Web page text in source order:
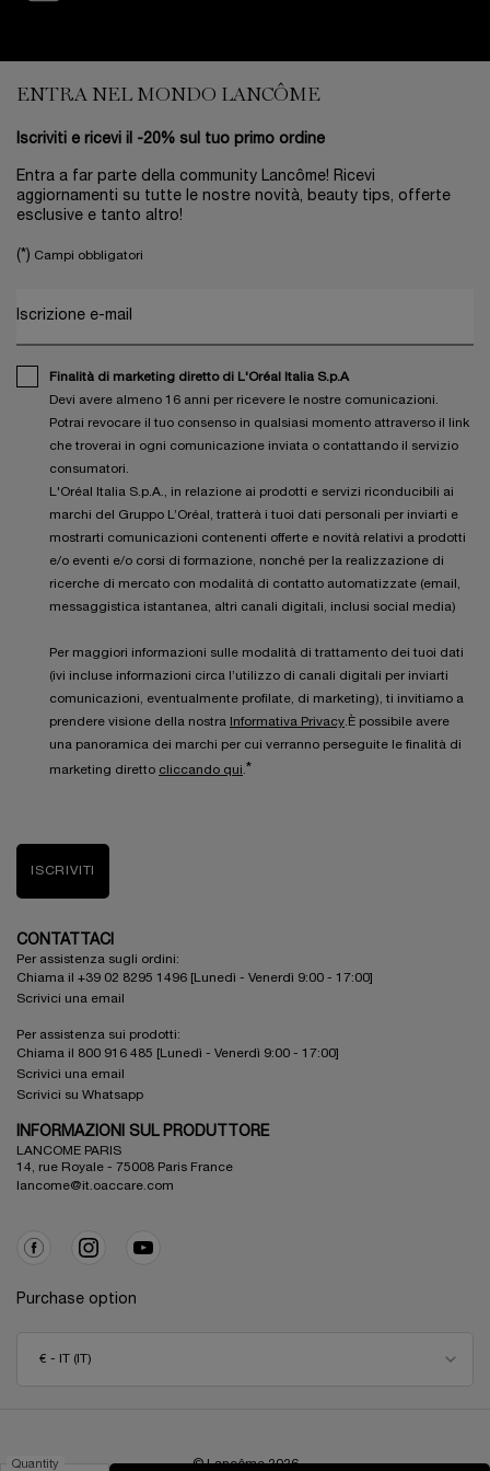
Quantity
ENTRA NEL MONDO LANCÔME
Iscriviti e ricevi il -20% sul tuo primo ordine
Entra a far parte della community Lancôme! Ricevi
aggiornamenti su tutte le nostre novità, beauty tips, offerte
esclusive e tanto altro!
(*) Campi obbligatori
Iscrizione e-mail
Finalità di marketing diretto di L'Oréal Italia S.p.A
Devi avere almeno 16 anni per ricevere le nostre comunicazioni.
Potrai revocare il tuo consenso in qualsiasi momento attraverso il link
che troverai in ogni comunicazione inviata o contattando il servizio
consumatori.
L'Oréal Italia S.p.A., in relazione ai prodotti e servizi riconducibili ai
marchi del Gruppo L’Oréal, tratterà i tuoi dati personali per inviarti e
mostrarti comunicazioni contenenti offerte e novità relativi a prodotti
e/o eventi e/o corsi di formazione, nonché per la realizzazione di
ricerche di mercato con modalità di contatto automatizzate (email,
messaggistica istantanea, altri canali digitali, inclusi social media)
Per maggiori informazioni sulle modalità di trattamento dei tuoi dati
(ivi incluse informazioni circa l’utilizzo di canali digitali per inviarti
comunicazioni, eventualmente profilate, di marketing), ti invitiamo a
prendere visione della nostra
Informativa Privacy .È possibile avere
una panoramica dei marchi per cui verranno perseguite le finalità di
marketing diretto cliccando qui *
ISCRIVITI
CONTATTACI
Per assistenza sugli ordini:
Chiama il +39 02 8295 1496 [Lunedì - Venerdì 9:00 - 17:00]
Scrivici una email
Per assistenza sui prodotti:
Chiama il 800 916 485 [Lunedì - Venerdì 9:00 - 17:00]
Scrivici una email
Scrivici su Whatsapp
INFORMAZIONI SUL PRODUTTORE
LANCOME PARIS
14, rue Royale - 75008 Paris France
lancome@it.oaccare.com
Purchase option
€ - IT (IT)
© Lancôme2026